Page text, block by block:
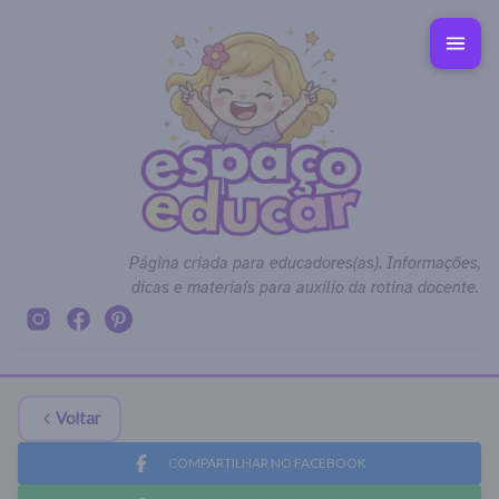
Página criada para educadores(as). Informações,
dicas e materiais para auxílio da rotina docente.
Voltar
COMPARTILHAR NO FACEBOOK